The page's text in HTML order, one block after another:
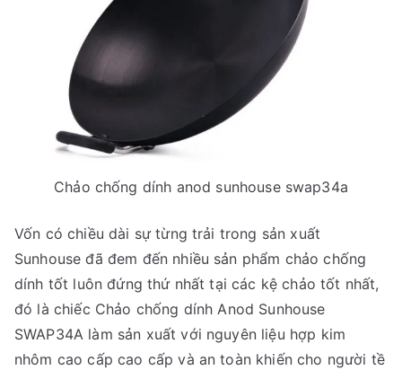
Chảo chống dính anod sunhouse swap34a
Vốn có chiều dài sự từng trải trong sản xuất
Sunhouse đã đem đến nhiều sản phẩm chảo chống
dính tốt luôn đứng thứ nhất tại các kệ chảo tốt nhất,
đó là chiếc Chảo chống dính Anod Sunhouse
SWAP34A làm sản xuất với nguyên liệu hợp kim
nhôm cao cấp cao cấp và an toàn khiến cho người tề